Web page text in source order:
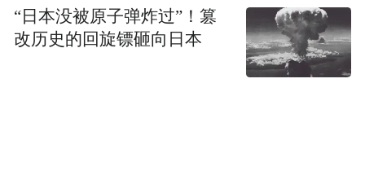
“日本没被原子弹炸过”！篡
改历史的回旋镖砸向日本